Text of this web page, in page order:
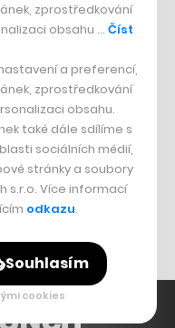
zprostředkování
obsahu … Číst
a preferencí,
zprostředkování
obsahu.
také dále sdílíme s
sociálních médií,
stránky a soubory
s.r.o. Více informací
odkazu.
Souhlasím
cookies